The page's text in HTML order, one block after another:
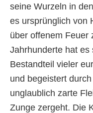
seine Wurzeln in
es ursprünglich von
über offenem Feuer
Jahrhunderte hat es
Bestandteil vieler
und begeistert
unglaublich zarte
Zunge zergeht. Die